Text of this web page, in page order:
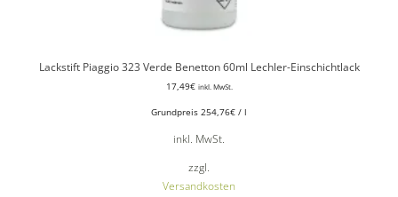
Lackstift Piaggio 323 Verde Benetton 60ml Lechler-Einschichtlack
17,49€ inkl. MwSt.
Grundpreis 254,76€ / l
inkl. MwSt.
zzgl.
Versandkosten